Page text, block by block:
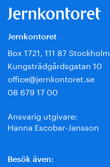
Jernkontoret
Box 1721, 111 87 Stockholm
Kungsträdgårdsgatan 10
office@jernkontoret.se
08 679 17 00
Ansvarig utgivare:
Hanna Escobar-Jansson
Besök även: